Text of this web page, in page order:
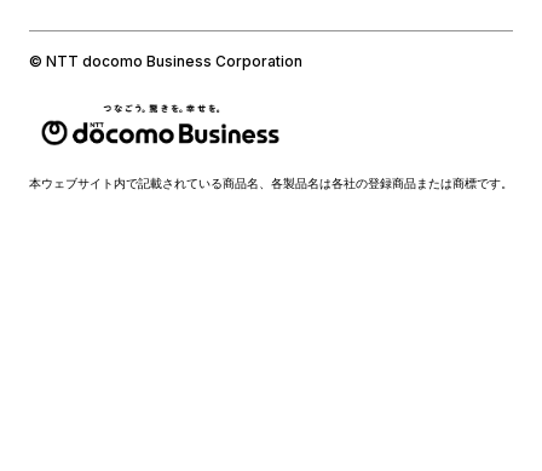
© NTT docomo Business Corporation
本ウェブサイト内で記載されている商品名、各製品名は各社の登録商品または商標です。